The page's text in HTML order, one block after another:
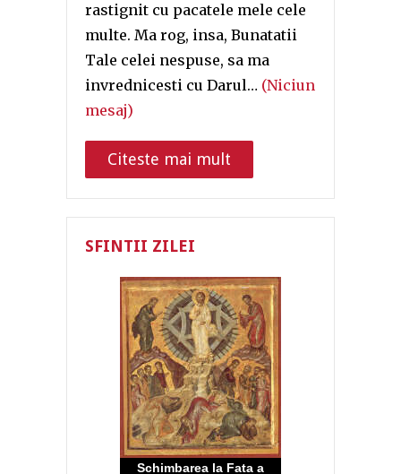
rastignit cu pacatele mele cele
multe. Ma rog, insa, Bunatatii
Tale celei nespuse, sa ma
invrednicesti cu Darul… (Niciun
mesaj)
Citeste mai mult
SFINTII ZILEI